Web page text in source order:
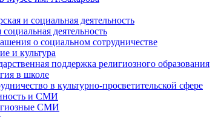
и социальная деятельность
деятельность
о социальном сотрудничестве
и культура
поддержка религиозного образования
в школе
в культурно-просветительской сфере
и СМИ
СМИ